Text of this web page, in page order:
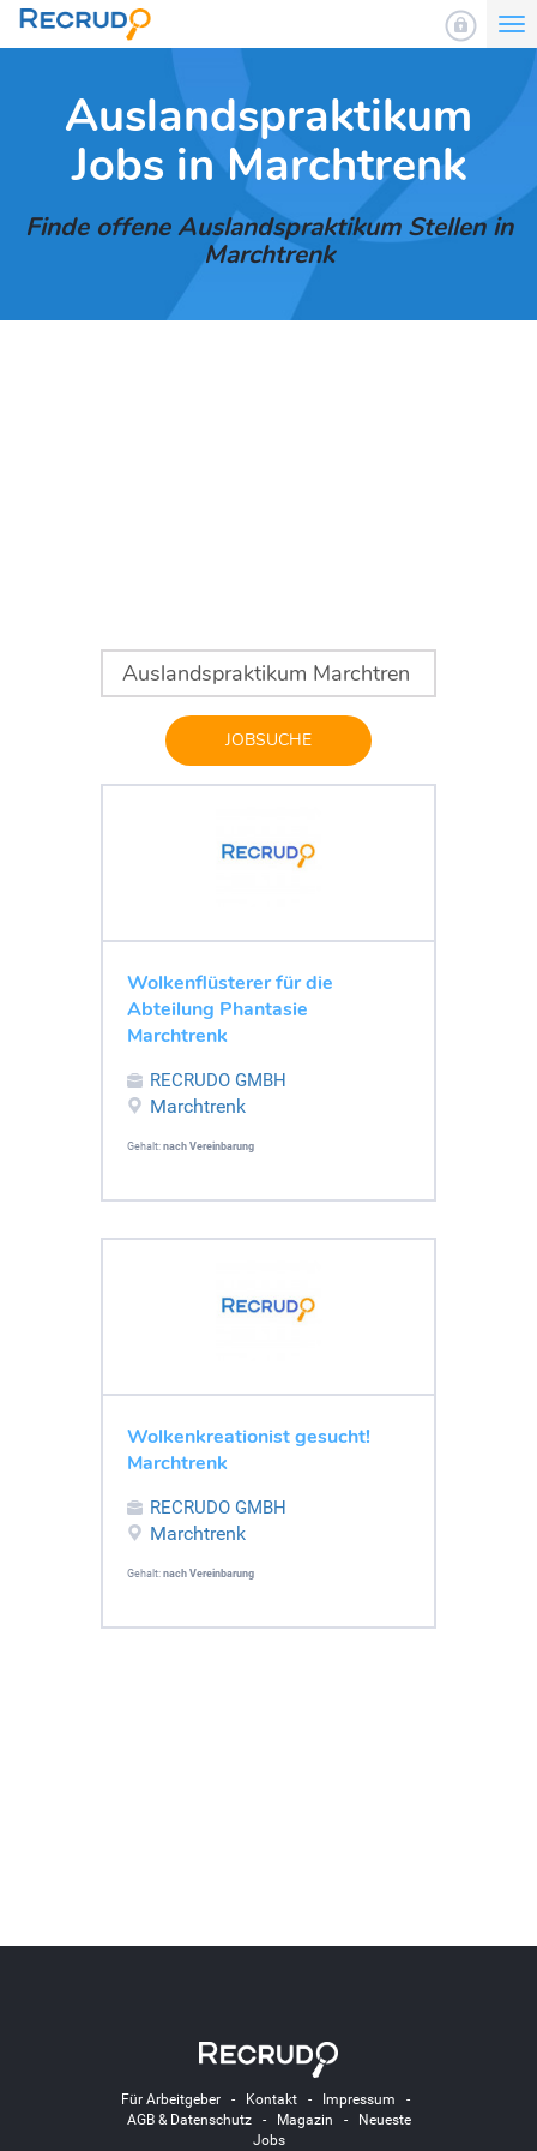
Auslandspraktikum
Jobs in Marchtrenk
Finde offene Auslandspraktikum Stellen in
Marchtrenk
JOBSUCHE
Wolkenflüsterer für die
Abteilung Phantasie
Marchtrenk
RECRUDO GMBH
Marchtrenk
Gehalt: nach Vereinbarung
Wolkenkreationist gesucht!
Marchtrenk
RECRUDO GMBH
Marchtrenk
Gehalt: nach Vereinbarung
Für Arbeitgeber- Kontakt- Impressum -
AGB & Datenschutz- Magazin -
Neueste
Jobs